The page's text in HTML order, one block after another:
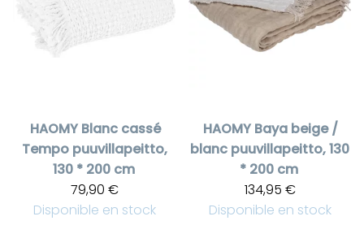
HAOMY Blanc cassé
Tempo puuvillapeitto,
130 * 200 cm
79,90 €
Disponible en stock
HAOMY Baya beige /
blanc puuvillapeitto, 130
* 200 cm
134,95 €
Disponible en stock